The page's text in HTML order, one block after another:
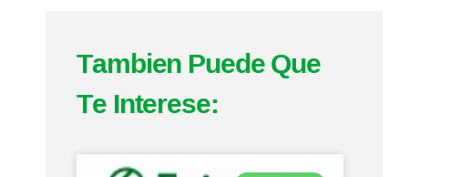
Tambien Puede Que
Te Interese:
PagePagePagePagePage